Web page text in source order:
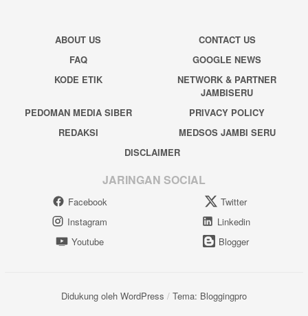
ABOUT US
CONTACT US
FAQ
GOOGLE NEWS
KODE ETIK
NETWORK & PARTNER
JAMBISERU
PEDOMAN MEDIA SIBER
PRIVACY POLICY
REDAKSI
MEDSOS JAMBI SERU
DISCLAIMER
JARINGAN SOCIAL
Facebook
Twitter
Instagram
Linkedin
Youtube
Blogger
Didukung oleh WordPress / Tema: Bloggingpro